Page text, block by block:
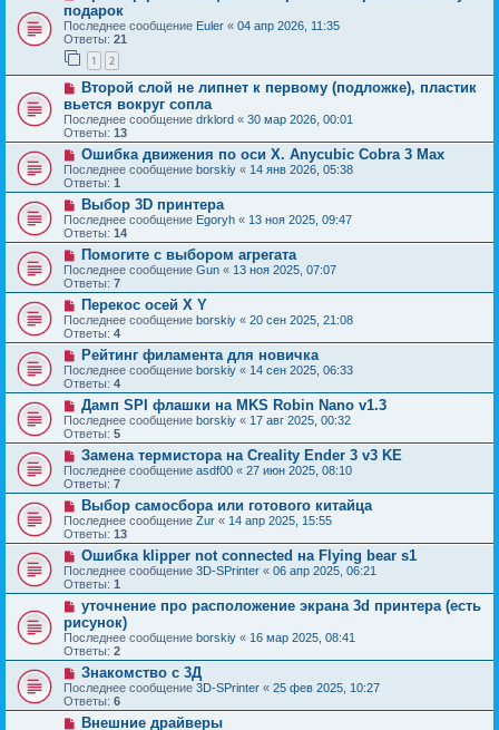
подарок
Последнее сообщение Euler « 04 апр 2026, 11:35
Ответы: 21
1 2
Второй слой не липнет к первому (подложке), пластик
вьется вокруг сопла
Последнее сообщение drklord « 30 мар 2026, 00:01
Ответы: 13
Ошибка движения по оси Х. Anycubic Cobra 3 Max
Последнее сообщение borskiy « 14 янв 2026, 05:38
Ответы: 1
Выбор 3D принтера
Последнее сообщение Egoryh « 13 ноя 2025, 09:47
Ответы: 14
Помогите с выбором агрегата
Последнее сообщение Gun « 13 ноя 2025, 07:07
Ответы: 7
Перекос осей X Y
Последнее сообщение borskiy « 20 сен 2025, 21:08
Ответы: 4
Рейтинг филамента для новичка
Последнее сообщение borskiy « 14 сен 2025, 06:33
Ответы: 4
Дамп SPI флашки на MKS Robin Nano v1.3
Последнее сообщение borskiy « 17 авг 2025, 00:32
Ответы: 5
Замена термистора на Creality Ender 3 v3 KE
Последнее сообщение asdf00 « 27 июн 2025, 08:10
Ответы: 7
Выбор самосбора или готового китайца
Последнее сообщение Zur « 14 апр 2025, 15:55
Ответы: 13
Ошибка klipper not connected на Flying bear s1
Последнее сообщение 3D-SPrinter « 06 апр 2025, 06:21
Ответы: 1
уточнение про расположение экрана 3d принтера (есть
рисунок)
Последнее сообщение borskiy « 16 мар 2025, 08:41
Ответы: 2
Знакомство с 3Д
Последнее сообщение 3D-SPrinter « 25 фев 2025, 10:27
Ответы: 6
Внешние драйверы